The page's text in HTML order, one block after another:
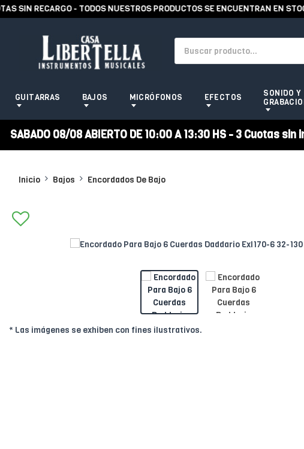
RECARGO - TODOS NUESTROS PRODUCTOS SE ENCUENTRAN EN STOCK -
GUITARRAS BAJOS MICRÓFONOS EFECTOS
SONIDO Y
SABADO 08/08 ABIERTO DE 10:00 A 13:30 HS - 3 Cuotas
Inicio Bajos Encordados De Bajo
* Las imágenes se exhiben con fines ilustrativos.